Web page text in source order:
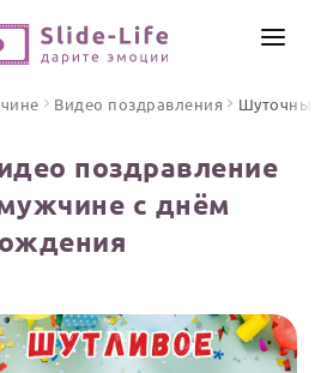
Видео поздравления Шуточные
поздравление
с днём